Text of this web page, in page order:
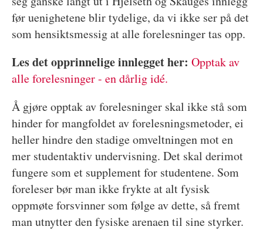
før uenighetene blir tydelige, da vi ikke ser på det
som hensiktsmessig at alle forelesninger tas opp.
Les det opprinnelige innlegget her: Opptak av
alle forelesninger - en dårlig idé.
Å gjøre opptak av forelesninger skal ikke stå som
hinder for mangfoldet av forelesningsmetoder, ei
heller hindre den stadige omveltningen mot en
mer studentaktiv undervisning. Det skal derimot
fungere som et supplement for studentene. Som
foreleser bør man ikke frykte at alt fysisk
oppmøte forsvinner som følge av dette, så fremt
man utnytter den fysiske arenaen til sine styrker.